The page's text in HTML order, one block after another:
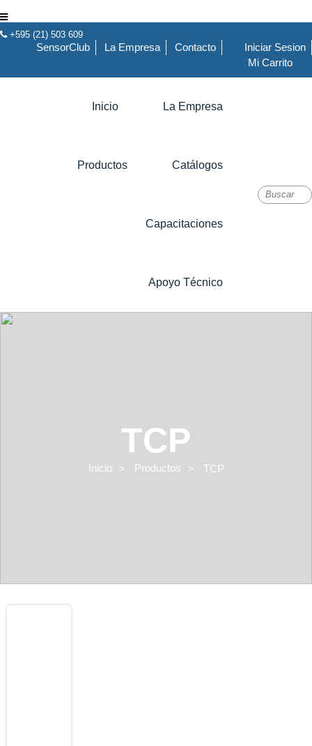
+595 (21) 503 609
SensorClub La Empresa Contacto
Iniciar Sesion
Mi Carrito
Inicio La Empresa
Productos Catálogos
Capacitaciones
Apoyo Técnico
TCP
Inicio Productos TCP